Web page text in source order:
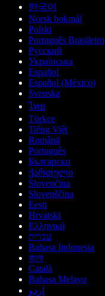
한국어
Norsk bokmål
Polski
Português Brasileiro
Русский
Українська
Español
Español (México)
Svenska
ไทย
Türkçe
Tiếng Việt
Română
Português
Български
ქართული
Slovenčina
Slovenščina
Eesti
Hrvatski
Ελληνικά
עברית
Bahasa Indonesia
বাংলা
Català
Bahasa Melayu
اردو